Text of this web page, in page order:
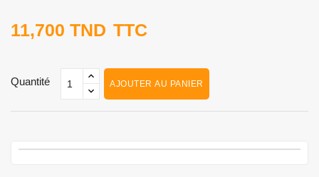
11,700 TND TTC
Quantité AJOUTER AU PANIER